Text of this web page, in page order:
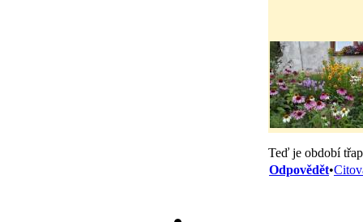
Teď je období
Odpovědět•